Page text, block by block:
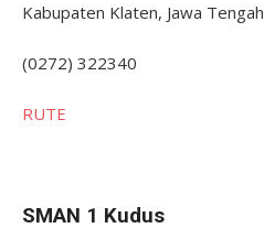
Kabupaten Klaten, Jawa Tengah
(0272) 322340
RUTE
SMAN 1 Kudus